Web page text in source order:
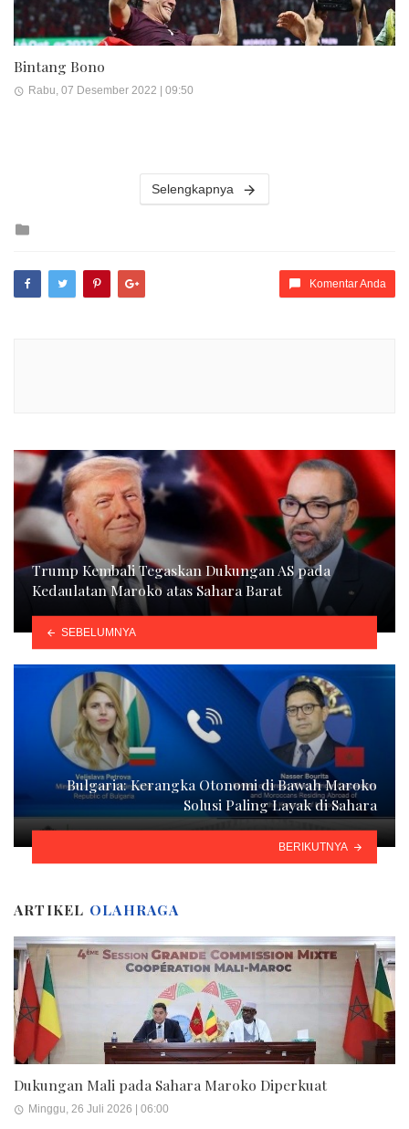
Bintang Bono
Rabu, 07 Desember 2022 | 09:50
Selengkapnya
Komentar Anda
Trump Kembali Tegaskan Dukungan AS pada
Kedaulatan Maroko atas Sahara Barat
SEBELUMNYA
Bulgaria: Kerangka Otonomi di Bawah Maroko
Solusi Paling Layak di Sahara
BERIKUTNYA
ARTIKEL OLAHRAGA
Dukungan Mali pada Sahara Maroko Diperkuat
Minggu, 26 Juli 2026 | 06:00